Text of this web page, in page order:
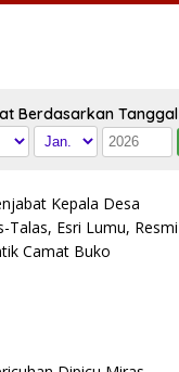
Berdasarkan Tanggal